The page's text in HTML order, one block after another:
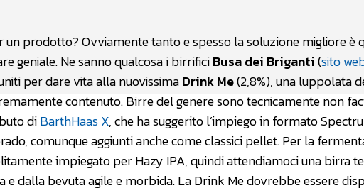
prodotto? Ovviamente tanto e spesso la soluzione migliore è
geniale. Ne sanno qualcosa i birrificiBusa dei Briganti(sito
per dare vita alla nuovissimaDrink Me(2,8%), una luppolata
contenuto. Birre del genere sono tecnicamente non
diBarthHaas X, che ha suggerito l’impiego in formato
comunque aggiunti anche come classici pellet. Per la
impiegato per Hazy IPA, quindi attendiamoci una birra
dalla bevuta agile e morbida. La Drink Me dovrebbe essere